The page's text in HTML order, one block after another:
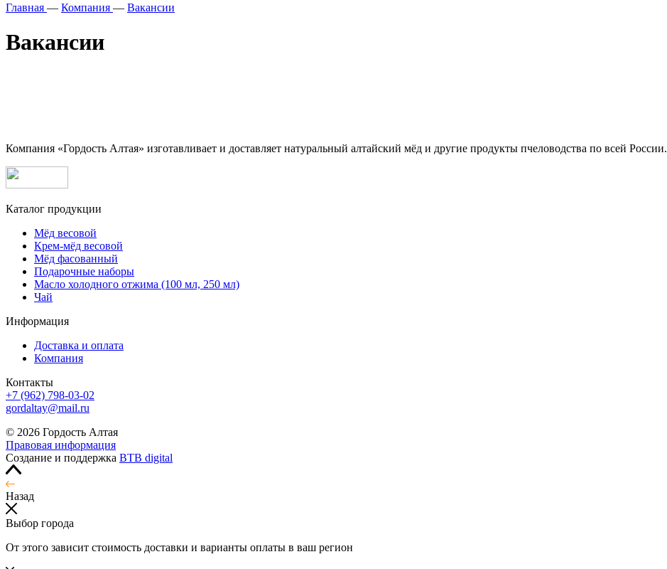
Главная — Компания — Вакансии
Вакансии
Компания «Гордость Алтая» изготавливает и доставляет натуральный алтайский мёд и другие продукты пчеловодства по всей России.
Каталог продукции
Мёд весовой
Крем-мёд весовой
Мёд фасованный
Подарочные наборы
Масло холодного отжима (100 мл, 250 мл)
Чай
Информация
Доставка и оплата
Компания
Контакты
+7 (962) 798-03-02
gordaltay@mail.ru
© 2026 Гордость Алтая
Правовая информация
Создание и поддержка BTB digital
Назад
Выбор города
От этого зависит стоимость доставки и варианты оплаты в ваш регион